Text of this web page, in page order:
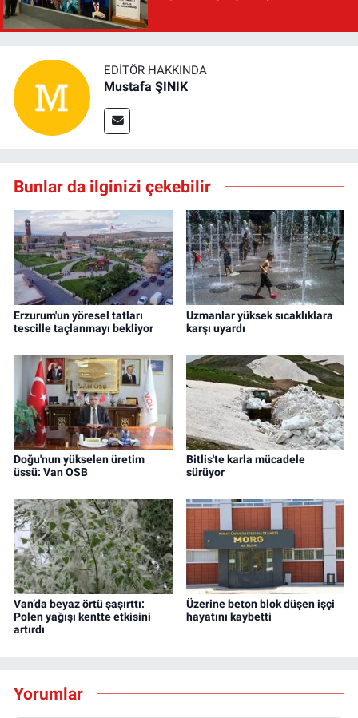
EDITÖR HAKKINDA
Mustafa ŞINIK
Bunlar da ilginizi çekebilir
Erzurum'un yöresel tatları
tescille taçlanmayı bekliyor
Uzmanlar yüksek sıcaklıklara
karşı uyardı
Doğu'nun yükselen üretim
üssü: Van OSB
Bitlis'te karla mücadele
sürüyor
Van’da beyaz örtü şaşırttı:
Polen yağışı kentte etkisini
artırdı
Üzerine beton blok düşen işçi
hayatını kaybetti
Yorumlar